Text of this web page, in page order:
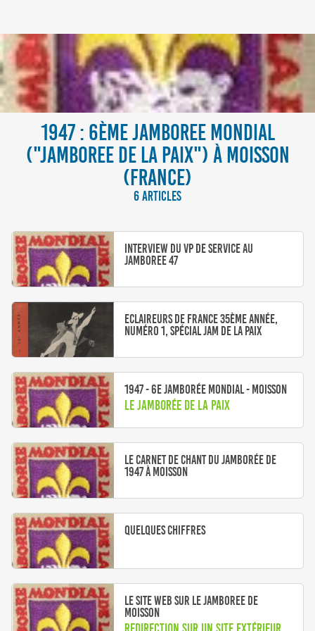
1947 : 6ÈME JAMBOREE MONDIAL
("JAMBOREE DE LA PAIX") À MOISSON
(FRANCE)
6 ARTICLES
Interview du VP de service au
Jamboree 47
Eclaireurs de France 35ème année,
numéro 1, spécial Jam de la Paix
1947 - 6e Jamborée mondial - Moisson
Le Jamborée de la Paix
Le carnet de chant du Jamborée de
1947 à Moisson
Quelques chiffres
Le site web sur le Jamboree de
Moisson